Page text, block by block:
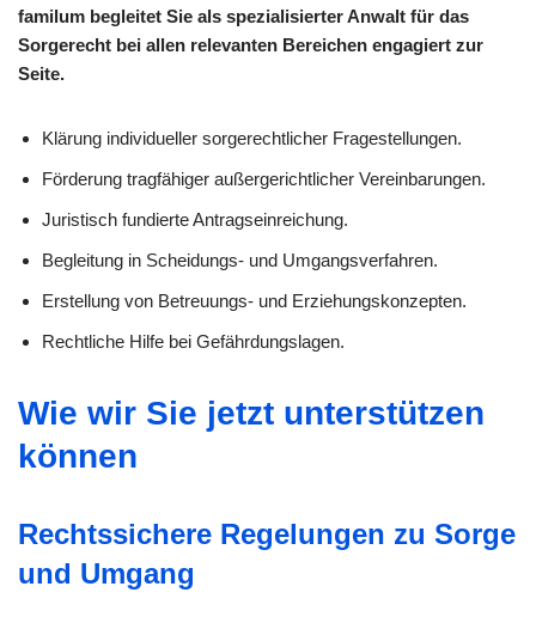
familum begleitet Sie als spezialisierter Anwalt für das
Sorgerecht bei allen relevanten Bereichen engagiert zur
Seite.
Klärung individueller sorge­rechtlicher Fragestellungen.
Förderung tragfähiger außergerichtlicher Vereinbarungen.
Juristisch fundierte Antragseinreichung.
Begleitung in Scheidungs- und Umgangsverfahren.
Erstellung von Betreuungs- und Erziehungskonzepten.
Rechtliche Hilfe bei Gefährdungslagen.
Wie wir Sie jetzt unterstützen
können
Rechtssichere Regelungen zu Sorge
und Umgang